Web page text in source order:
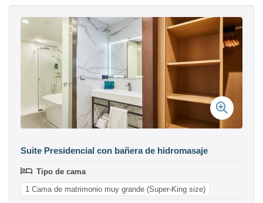
Suite Presidencial con bañera de hidromasaje
Tipo de cama
1 Cama de matrimonio muy grande (Super-King size)